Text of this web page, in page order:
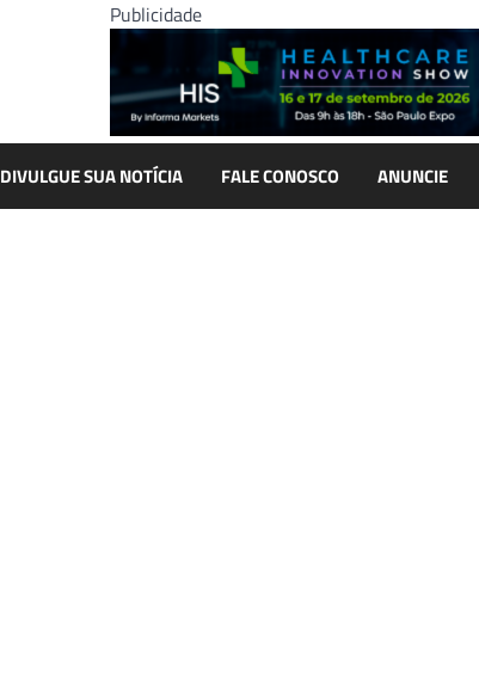
Publicidade
DIVULGUE SUA NOTÍCIA FALE CONOSCO ANUNCIE